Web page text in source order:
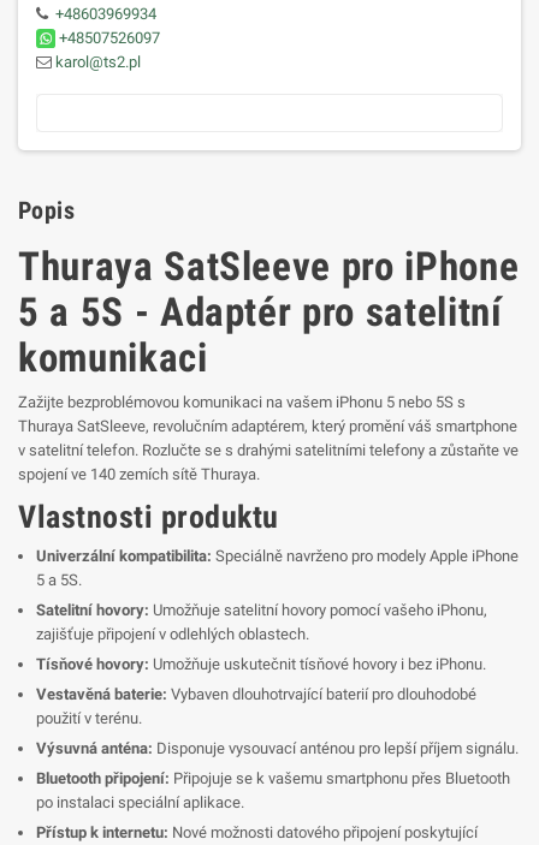
+48603969934
+48507526097
karol@ts2.pl
Popis
Thuraya SatSleeve pro iPhone
5 a 5S - Adaptér pro satelitní
komunikaci
Zažijte bezproblémovou komunikaci na vašem iPhonu 5 nebo 5S s
Thuraya SatSleeve, revolučním adaptérem, který promění váš smartphone
v satelitní telefon. Rozlučte se s drahými satelitními telefony a zůstaňte ve
spojení ve 140 zemích sítě Thuraya.
Vlastnosti produktu
Univerzální kompatibilita: Speciálně navrženo pro modely Apple iPhone
5 a 5S.
Satelitní hovory: Umožňuje satelitní hovory pomocí vašeho iPhonu,
zajišťuje připojení v odlehlých oblastech.
Tísňové hovory: Umožňuje uskutečnit tísňové hovory i bez iPhonu.
Vestavěná baterie: Vybaven dlouhotrvající baterií pro dlouhodobé
použití v terénu.
Výsuvná anténa: Disponuje vysouvací anténou pro lepší příjem signálu.
Bluetooth připojení: Připojuje se k vašemu smartphonu přes Bluetooth
po instalaci speciální aplikace.
Přístup k internetu: Nové možnosti datového připojení poskytující